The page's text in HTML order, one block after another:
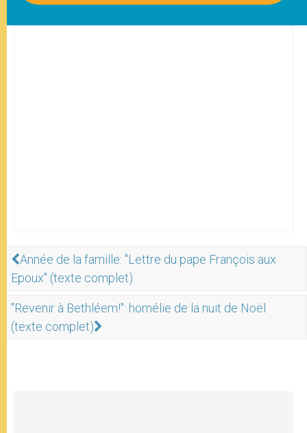
Année de la famille: "Lettre du pape François aux
Epoux" (texte complet)
"Revenir à Bethléem!": homélie de la nuit de Noël
(texte complet)